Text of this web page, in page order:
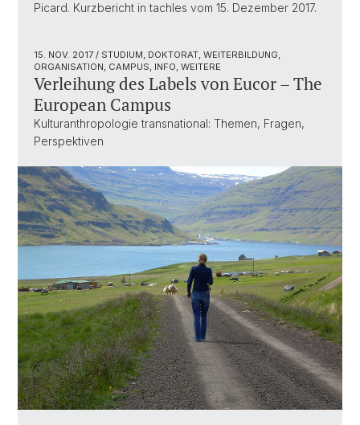
Picard. Kurzbericht in tachles vom 15. Dezember 2017.
15. NOV. 2017 / STUDIUM, DOKTORAT, WEITERBILDUNG,
ORGANISATION, CAMPUS, INFO, WEITERE
Verleihung des Labels von Eucor – The
European Campus
Kulturanthropologie transnational: Themen, Fragen,
Perspektiven